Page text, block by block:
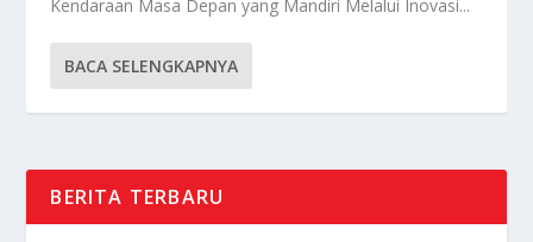
Kendaraan Masa Depan yang Mandiri Melalui Inovasi...
BACA SELENGKAPNYA
BERITA TERBARU